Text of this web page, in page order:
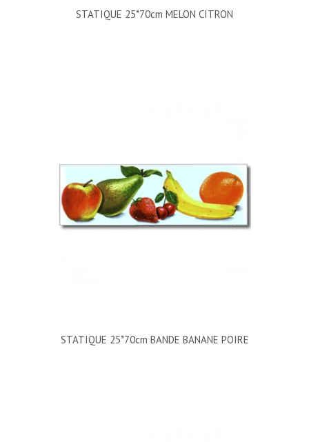
STATIQUE 25*70cm MELON CITRON
STATIQUE 25*70cm BANDE BANANE POIRE